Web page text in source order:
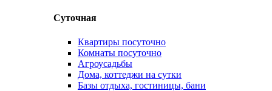
Суточная
Квартиры посуточно
Комнаты посуточно
Агроусадьбы
Дома, коттеджи на сутки
Базы отдыха, гостиницы, бани